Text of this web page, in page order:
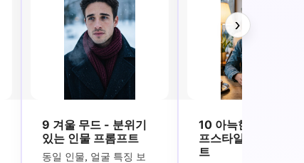
9 겨울 무드 - 분위기
있는 인물 프롬프트
동일 인물, 얼굴 특징 보
10 아늑한 카페 - 라
프스타일 영화 프롬
트
›